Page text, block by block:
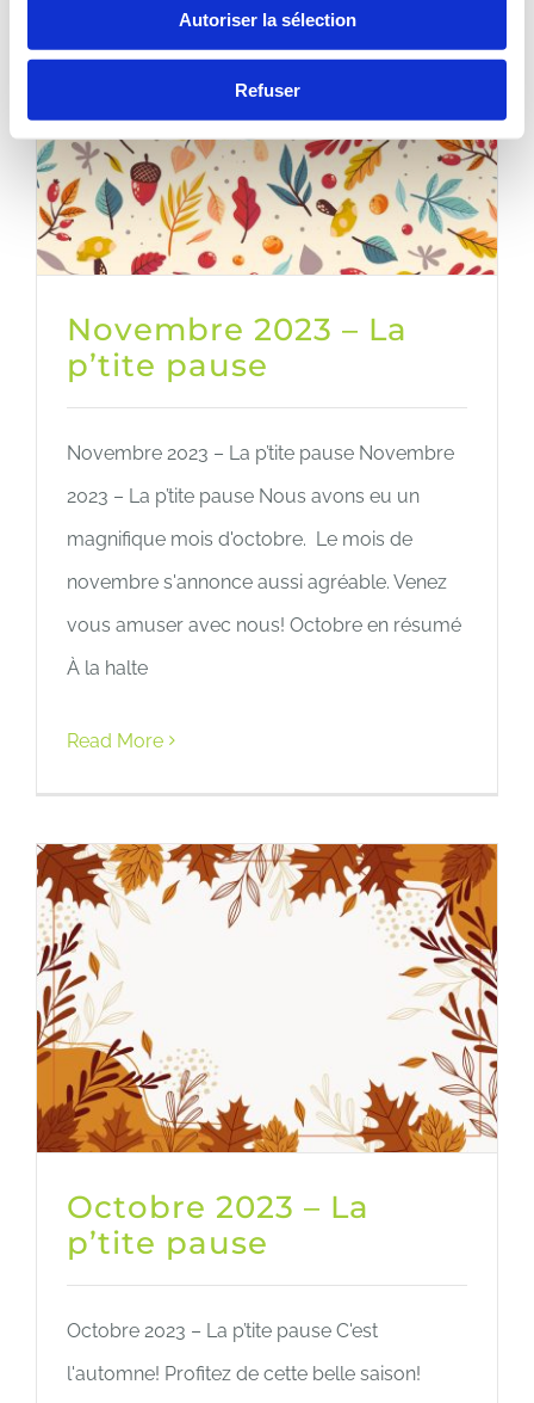
Autoriser la sélection
Refuser
Novembre 2023 – La
p’tite pause
Novembre 2023 – La p’tite pause Novembre
2023 – La p’tite pause Nous avons eu un
magnifique mois d'octobre. Le mois de
novembre s'annonce aussi agréable. Venez
vous amuser avec nous! Octobre en résumé
À la halte
Read More
Octobre 2023 – La
p’tite pause
Octobre 2023 – La p’tite pause C'est
l'automne! Profitez de cette belle saison!